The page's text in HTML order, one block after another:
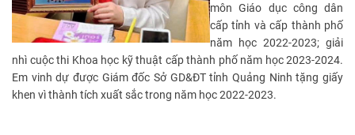
môn Giáo dục công dân
cấp tỉnh và cấp thành phố
năm học 2022-2023; giải
nhì cuộc thi Khoa học kỹ thuật cấp thành phố năm học 2023-2024.
Em vinh dự được Giám đốc Sở GD&ĐT tỉnh Quảng Ninh tặng giấy
khen vì thành tích xuất sắc trong năm học 2022-2023.